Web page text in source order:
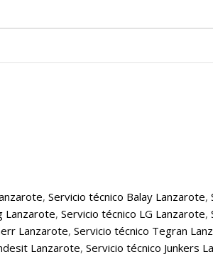
, Servicio técnico Balay Lanzarote,
Lanzarote, Servicio técnico LG Lanzarote,
Lanzarote, Servicio técnico Tegran
Lanzarote, Servicio técnico Junkers